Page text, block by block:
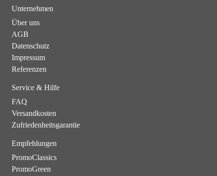
Unternehmen
Über uns
AGB
Datenschutz
Impressum
Referenzen
Service & Hilfe
FAQ
Versandkosten
Zufriedenheitsgarantie
Empfehlungen
PromoClassics
PromoGreen